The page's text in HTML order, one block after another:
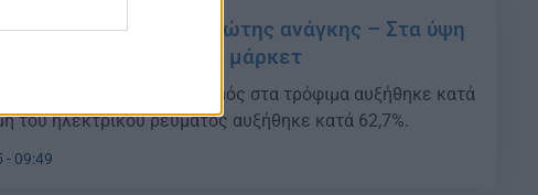
η ακρίβεια στα είδη πρώτης ανάγκης – Στα ύψη
κρέατος στα σούπερ μάρκετ
πέντε χρόνια ο πληθωρισμός στα τρόφιμα αυξήθηκε κατά
του ηλεκτρικού ρεύματος αυξήθηκε κατά 62,7%.
09:49